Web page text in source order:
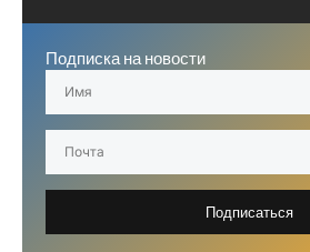
Подписка на новости
Подписаться